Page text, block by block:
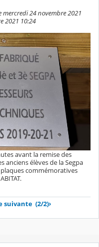
24 novembre 2021
2021 10:24
avant la remise des
anciens élèves de la Segpa
commémoratives
suivante (2/2)›